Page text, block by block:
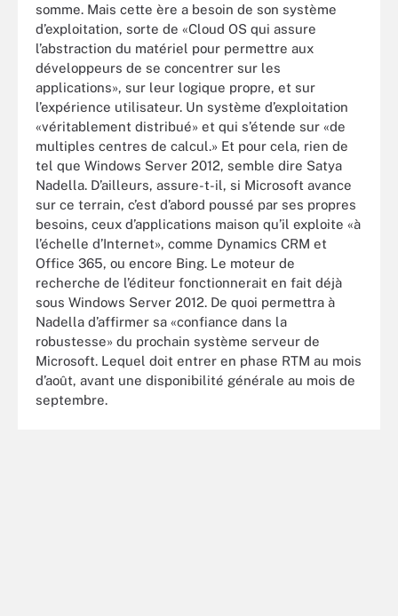
somme. Mais cette ère a besoin de son système
d’exploitation, sorte de «Cloud OS qui assure
l’abstraction du matériel pour permettre aux
développeurs de se concentrer sur les
applications», sur leur logique propre, et sur
l’expérience utilisateur. Un système d’exploitation
«véritablement distribué» et qui s’étende sur «de
multiples centres de calcul.» Et pour cela, rien de
tel que Windows Server 2012, semble dire Satya
Nadella. D’ailleurs, assure-t-il, si Microsoft avance
sur ce terrain, c’est d’abord poussé par ses propres
besoins, ceux d’applications maison qu’il exploite «à
l’échelle d’Internet», comme Dynamics CRM et
Office 365, ou encore Bing. Le moteur de
recherche de l’éditeur fonctionnerait en fait déjà
sous Windows Server 2012. De quoi permettra à
Nadella d’affirmer sa «confiance dans la
robustesse» du prochain système serveur de
Microsoft. Lequel doit entrer en phase RTM au mois
d’août, avant une disponibilité générale au mois de
septembre.